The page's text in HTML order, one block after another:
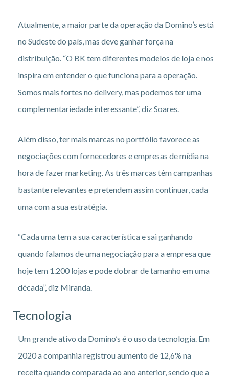
Atualmente, a maior parte da operação da Domino’s está
no Sudeste do país, mas deve ganhar força na
distribuição. “O BK tem diferentes modelos de loja e nos
inspira em entender o que funciona para a operação.
Somos mais fortes no delivery, mas podemos ter uma
complementariedade interessante”, diz Soares.
Além disso, ter mais marcas no portfólio favorece as
negociações com fornecedores e empresas de mídia na
hora de fazer marketing. As três marcas têm campanhas
bastante relevantes e pretendem assim continuar, cada
uma com a sua estratégia.
“Cada uma tem a sua característica e sai ganhando
quando falamos de uma negociação para a empresa que
hoje tem 1.200 lojas e pode dobrar de tamanho em uma
década”, diz Miranda.
Tecnologia
Um grande ativo da Domino’s é o uso da tecnologia. Em
2020 a companhia registrou aumento de 12,6% na
receita quando comparada ao ano anterior, sendo que a